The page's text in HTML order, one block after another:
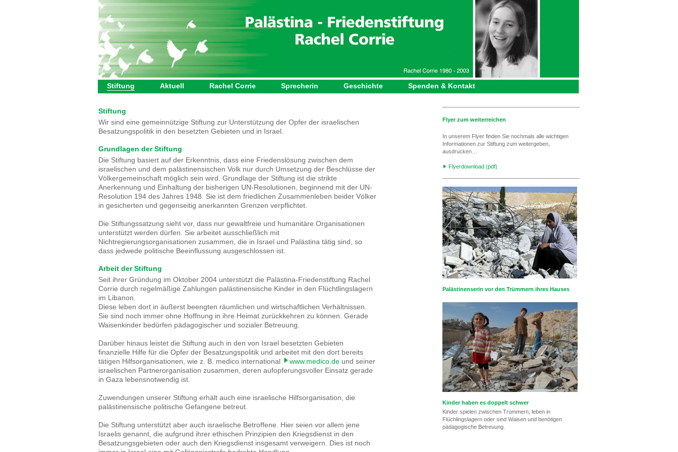
Stiftung Aktuell Rachel Corrie Sprecherin Geschichte Spenden & Kontakt
Stiftung
Wir sind eine gemeinnützige Stiftung zur Unterstützung der Opfer der israelischen
Besatzungspolitik in den besetzten Gebieten und in Israel.
Grundlagen der Stiftung
Die Stiftung basiert auf der Erkenntnis, dass eine Friedenslösung zwischen dem
israelischen und dem palästinensischen Volk nur durch Umsetzung der Beschlüsse der
Völkergemeinschaft möglich sein wird. Grundlage der Stiftung ist die strikte
Anerkennung und Einhaltung der bisherigen UN-Resolutionen, beginnend mit der UN-
Resolution 194 des Jahres 1948. Sie ist dem friedlichen Zusammenleben beider Völker
in gesicherten und gegenseitig anerkannten Grenzen verpflichtet.
Die Stiftungssatzung sieht vor, dass nur gewaltfreie und humanitäre Organisationen
unterstützt werden dürfen. Sie arbeitet ausschließlich mit
Nichtregierungsorganisationen zusammen, die in Israel und Palästina tätig sind, so
dass jedwede politische Beeinflussung ausgeschlossen ist.
Arbeit der Stiftung
Seit ihrer Gründung im Oktober 2004 unterstützt die Palästina-Friedenstiftung Rachel
Corrie durch regelmäßige Zahlungen palästinensische Kinder in den Flüchtlingslagern
im Libanon.
Diese leben dort in äußerst beengten räumlichen und wirtschaftlichen Verhältnissen.
Sie sind noch immer ohne Hoffnung in ihre Heimat zurückkehren zu können. Gerade
Waisenkinder bedürfen pädagogischer und sozialer Betreuung.
Darüber hinaus leistet die Stiftung auch in den von Israel besetzten Gebieten
finanzielle Hilfe für die Opfer der Besatzungspolitik und arbeitet mit den dort bereits
tätigen Hilfsorganisationen, wie z. B. medico international
www.medico.de und seiner
israelischen Partnerorganisation zusammen, deren aufopferungsvoller Einsatz gerade
in Gaza lebensnotwendig ist.
Zuwendungen unserer Stiftung erhält auch eine israelische Hilfsorganisation, die
palästinensische politische Gefangene betreut.
Die Stiftung unterstützt aber auch israelische Betroffene. Hier seien vor allem jene
Israelis genannt, die aufgrund ihrer ethischen Prinzipien den Kriegsdienst in den
Besatzungsgebieten oder auch den Kriegsdienst insgesamt verweigern. Dies ist noch
Flyer zum weiterreichen
In unserem Flyer finden Sie nochmals alle wichtigen
Informationen zur Stiftung zum weitergeben,
ausdrucken…
Flyerdownload (pdf)
Palästinenserin vor den Trümmern ihres Hauses
Kinder haben es doppelt schwer
Kinder spielen zwischen Trümmern, leben in
Flüchlingslagern oder sind Waisen und benötigen
pädagogische Betreuung.